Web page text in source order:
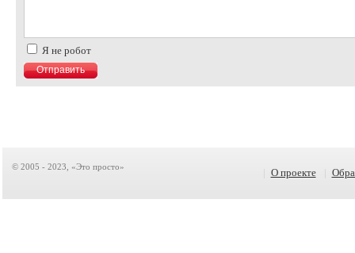
Я не робот
© 2005 - 2023, «Это просто» О проекте